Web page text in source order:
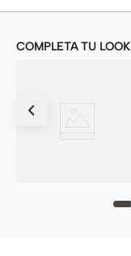
COMPLETA TU LOOK